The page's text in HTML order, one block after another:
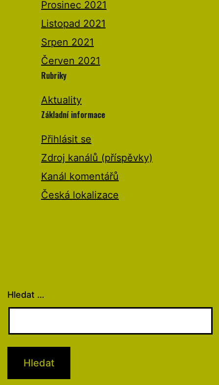
Prosinec 2021
Listopad 2021
Srpen 2021
Červen 2021
Rubriky
Aktuality
Základní informace
Přihlásit se
Zdroj kanálů (příspěvky)
Kanál komentářů
Česká lokalizace
Hledat …